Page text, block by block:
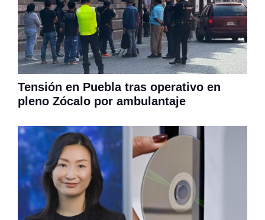
Tensión en Puebla tras operativo en
pleno Zócalo por ambulantaje